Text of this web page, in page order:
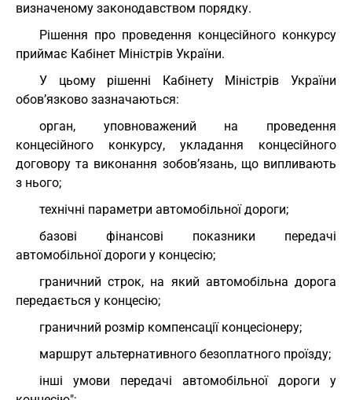
визначеному законодавством порядку.
Рішення про проведення концесійного конкурсу
приймає Кабінет Міністрів України.
У цьому рішенні Кабінету Міністрів України
обов’язково зазначаються:
орган, уповноважений на проведення
концесійного конкурсу, укладання концесійного
договору та виконання зобов’язань, що випливають
з нього;
технічні параметри автомобільної дороги;
базові фінансові показники передачі
автомобільної дороги у концесію;
граничний строк, на який автомобільна дорога
передається у концесію;
граничний розмір компенсації концесіонеру;
маршрут альтернативного безоплатного проїзду;
інші умови передачі автомобільної дороги у